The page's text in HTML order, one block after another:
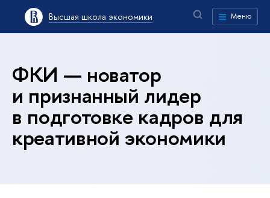
Высшая школа экономики Меню
ФКИ — новатор
и признанный лидер
в подготовке кадров для
креативной экономики